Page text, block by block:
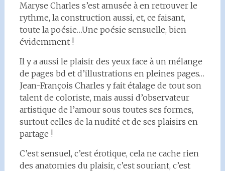
Maryse Charles s’est amusée à en retrouver le
rythme, la construction aussi, et, ce faisant,
toute la poésie…Une poésie sensuelle, bien
évidemment !
Il y a aussi le plaisir des yeux face à un mélange
de pages bd et d’illustrations en pleines pages…
Jean-François Charles y fait étalage de tout son
talent de coloriste, mais aussi d’observateur
artistique de l’amour sous toutes ses formes,
surtout celles de la nudité et de ses plaisirs en
partage !
C’est sensuel, c’est érotique, cela ne cache rien
des anatomies du plaisir, c’est souriant, c’est